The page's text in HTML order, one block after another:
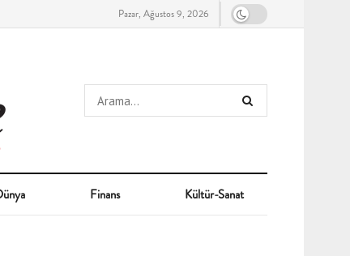
Pazar, Ağustos 9, 2026
Finans Kültür-Sanat